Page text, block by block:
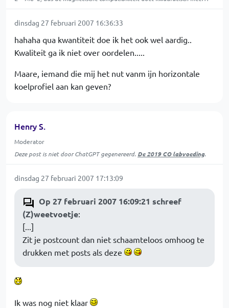
dinsdag 27 februari 2007 16:36:33
hahaha qua kwantiteit doe ik het ook wel aardig..
Kwaliteit ga ik niet over oordelen.....
Maare, iemand die mij het nut vanm ijn horizontale
koelprofiel aan kan geven?
Henry S.
Moderator
Deze post is niet door ChatGPT gegenereerd. De 2019 CO labvoeding.
dinsdag 27 februari 2007 17:13:09
Op 27 februari 2007 16:09:21 schreef
(Z)weetvoetje:
[...]
Zit je postcount dan niet schaamteloos omhoog te
drukken met posts als deze
Ik was nog niet klaar